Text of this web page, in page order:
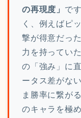
の再現度」 で
く、例えばピ
撃が得意だっ
力を持ってい
の「強み」に
ータス差がな
ま勝率に繋が
のキャラを極